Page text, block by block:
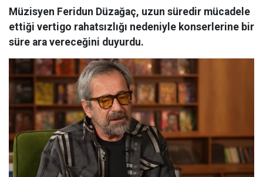
Müzisyen Feridun Düzağaç, uzun süredir mücadele
ettiği vertigo rahatsızlığı nedeniyle konserlerine bir
süre ara vereceğini duyurdu.